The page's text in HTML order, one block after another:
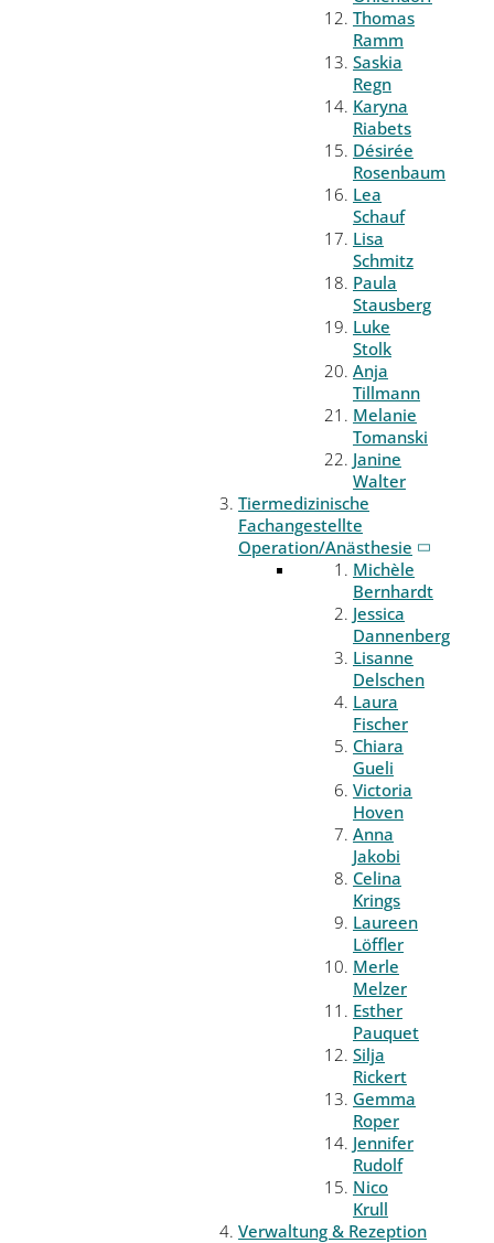
Thomas
Ramm
Saskia
Regn
Karyna
Riabets
Désirée
Rosenbaum
Lea
Schauf
Lisa
Schmitz
Paula
Stausberg
Luke
Stolk
Anja
Tillmann
Melanie
Tomanski
Janine
Walter
Tiermedizinische
Fachangestellte
Operation/Anästhesie
Michèle
Bernhardt
Jessica
Dannenberg
Lisanne
Delschen
Laura
Fischer
Chiara
Gueli
Victoria
Hoven
Anna
Jakobi
Celina
Krings
Laureen
Löffler
Merle
Melzer
Esther
Pauquet
Silja
Rickert
Gemma
Roper
Jennifer
Rudolf
Nico
Krull
Verwaltung & Rezeption